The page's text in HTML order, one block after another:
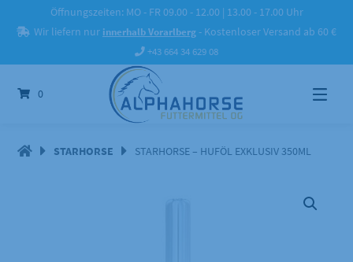
zum
Inhalt
Öffnungszeiten: MO - FR 09.00 - 12.00 | 13.00 - 17.00 Uhr
Wir liefern nur innerhalb Vorarlberg- Kostenloser Versand ab 60 €
+43 664 34 629 08
0
STARHORSE STARHORSE – HUFÖL EXKLUSIV 350ML